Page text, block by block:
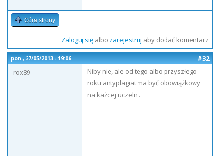
Góra strony
Zaloguj sięalbo zarejestruj aby dodać komentarz
pon., 27/05/2013 - 19:06
#32
rox89
Niby nie, ale od tego albo przyszłego
roku antyplagiat ma być obowiążkowy
na każdej uczelni.